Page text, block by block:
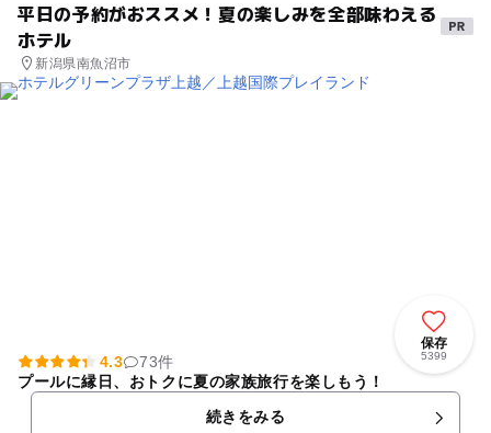
平日の予約がおススメ！夏の楽しみを全部味わえる
ホテル
新潟県南魚沼市
保存
5399
4.3
73件
プールに縁日、おトクに夏の家族旅行を楽しもう！
続きをみる